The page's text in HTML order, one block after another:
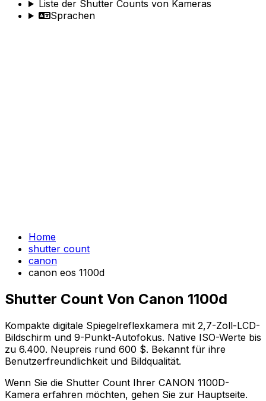
Liste der Shutter Counts von Kameras
Sprachen
Home
shutter count
canon
canon eos 1100d
Shutter Count Von Canon 1100d
Kompakte digitale Spiegelreflexkamera mit 2,7-Zoll-LCD-
Bildschirm und 9-Punkt-Autofokus. Native ISO-Werte bis
zu 6.400. Neupreis rund 600 $. Bekannt für ihre
Benutzerfreundlichkeit und Bildqualität.
Wenn Sie die Shutter Count Ihrer CANON 1100D-
Kamera erfahren möchten, gehen Sie zur Hauptseite.